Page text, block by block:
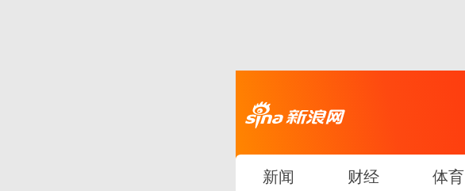
新闻 财经 体育